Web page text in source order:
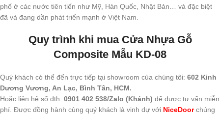
phố ở các nước tiên tiến như Mỹ, Hàn Quốc, Nhật Bản… và đặc biệt
đã và đang dần phát triển mạnh ở Việt Nam.
Quy trình khi mua Cửa Nhựa Gỗ
Composite Mẫu KD-08
Quý khách có thể đến trực tiếp tại showroom của chúng tôi: 602 Kinh
Dương Vương, An Lạc, Bình Tân, HCM.
Hoặc liên hệ số đth: 0901 402 538/Zalo (Khánh) để được tư vấn miễn
phí. Được đồng hành cùng quý khách là vinh dự với NiceDoorchúng